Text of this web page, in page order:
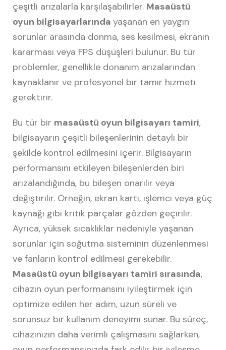
çeşitli arızalarla karşılaşabilirler. Masaüstü
oyun bilgisayarlarında yaşanan en yaygın
sorunlar arasında donma, ses kesilmesi, ekranın
kararması veya FPS düşüşleri bulunur. Bu tür
problemler, genellikle donanım arızalarından
kaynaklanır ve profesyonel bir tamir hizmeti
gerektirir.
Bu tür bir masaüstü oyun bilgisayarı tamiri,
bilgisayarın çeşitli bileşenlerinin detaylı bir
şekilde kontrol edilmesini içerir. Bilgisayarın
performansını etkileyen bileşenlerden biri
arızalandığında, bu bileşen onarılır veya
değiştirilir. Örneğin, ekran kartı, işlemci veya güç
kaynağı gibi kritik parçalar gözden geçirilir.
Ayrıca, yüksek sıcaklıklar nedeniyle yaşanan
sorunlar için soğutma sisteminin düzenlenmesi
ve fanların kontrol edilmesi gerekebilir.
Masaüstü oyun bilgisayarı tamiri sırasında,
cihazın oyun performansını iyileştirmek için
optimize edilen her adım, uzun süreli ve
sorunsuz bir kullanım deneyimi sunar. Bu süreç,
cihazınızın daha verimli çalışmasını sağlarken,